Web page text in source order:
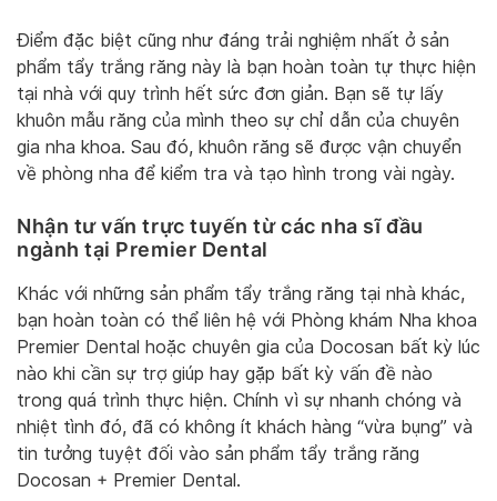
Điểm đặc biệt cũng như đáng trải nghiệm nhất ở sản
phẩm tẩy trắng răng này là bạn hoàn toàn tự thực hiện
tại nhà với quy trình hết sức đơn giản. Bạn sẽ tự lấy
khuôn mẫu răng của mình theo sự chỉ dẫn của chuyên
gia nha khoa. Sau đó, khuôn răng sẽ được vận chuyển
về phòng nha để kiểm tra và tạo hình trong vài ngày.
Nhận tư vấn trực tuyến từ các nha sĩ đầu
ngành tại Premier Dental
Khác với những sản phẩm tẩy trắng răng tại nhà khác,
bạn hoàn toàn có thể liên hệ với Phòng khám Nha khoa
Premier Dental hoặc chuyên gia của Docosan bất kỳ lúc
nào khi cần sự trợ giúp hay gặp bất kỳ vấn đề nào
trong quá trình thực hiện. Chính vì sự nhanh chóng và
nhiệt tình đó, đã có không ít khách hàng “vừa bụng” và
tin tưởng tuyệt đối vào sản phẩm tẩy trắng răng
Docosan + Premier Dental.